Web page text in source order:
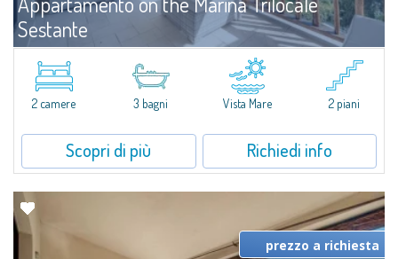
Sestante
Porto Cervo Affitto
​Esclusivo appartamento fronte mare su due livelli, nel cuore della Marina di
Porto Cervo.All’interno de Il Sestante, prestigioso complesso residenziale
immerso in un curato parco condominiale, questa proprietà...
2 camere 3 bagni Vista Mare 2 piani
Scopri di più Richiedi info
prezzo a richiesta